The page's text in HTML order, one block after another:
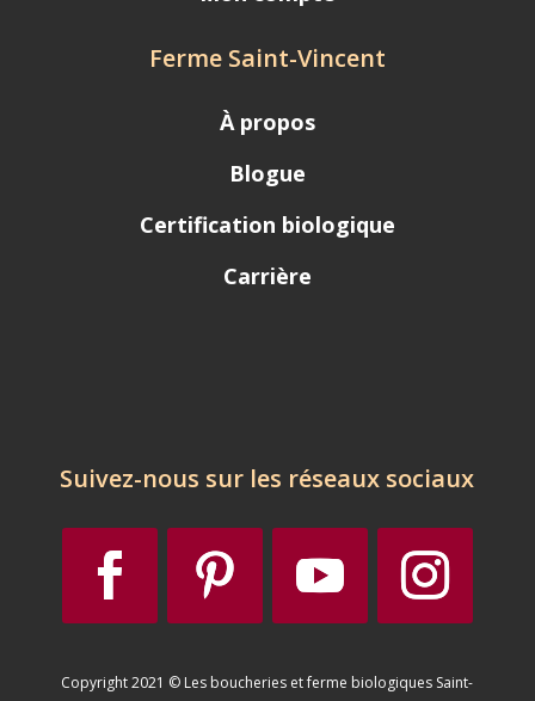
Ferme Saint-Vincent
À propos
Blogue
Certification biologique
Carrière
Suivez-nous sur les réseaux sociaux
Copyright 2021 © Les boucheries et ferme biologiques Saint-